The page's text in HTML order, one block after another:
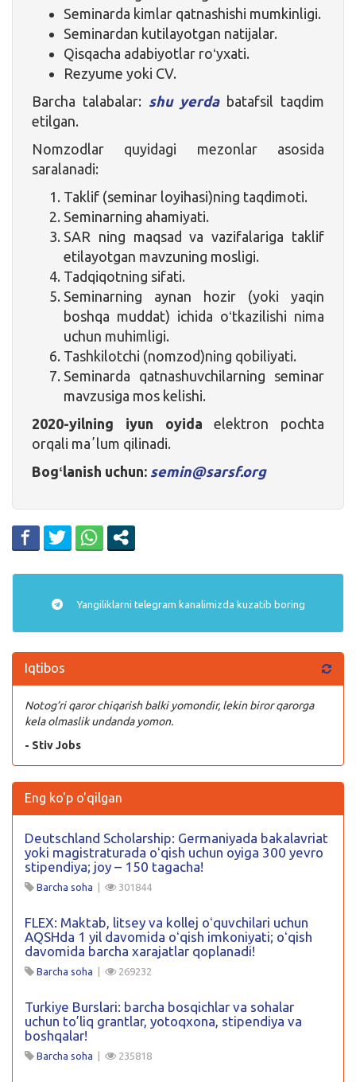
Seminarda kimlar qatnashishi mumkinligi.
Seminardan kutilayotgan natijalar.
Qisqacha adabiyotlar roʻyxati.
Rezyume yoki CV.
Barcha talabalar: shu yerdabatafsil taqdim
etilgan.
Nomzodlar quyidagi mezonlar asosida
saralanadi:
Taklif (seminar loyihasi)ning taqdimoti.
Seminarning ahamiyati.
SAR ning maqsad va vazifalariga taklif
etilayotgan mavzuning mosligi.
Tadqiqotning sifati.
Seminarning aynan hozir (yoki yaqin
boshqa muddat) ichida oʻtkazilishi nima
uchun muhimligi.
Tashkilotchi (nomzod)ning qobiliyati.
Seminarda qatnashuvchilarning seminar
mavzusiga mos kelishi.
2020-yilning iyun oyidaelektron pochta
orqali maʼlum qilinadi.
Bogʻlanish uchun: semin@sarsf.org
Yangiliklarni telegram kanalimizda kuzatib boring
Iqtibos
Notog’ri qaror chiqarish balki yomondir, lekin biror qarorga
kela olmaslik undanda yomon.
- Stiv Jobs
Eng ko'p o'qilgan
Deutschland Scholarship: Germaniyada bakalavriat
yoki magistraturada oʻqish uchun oyiga 300 yevro
stipendiya; joy – 150 tagacha!
Barcha soha | 301844
FLEX: Maktab, litsey va kollej oʻquvchilari uchun
AQSHda 1 yil davomida oʻqish imkoniyati; oʻqish
davomida barcha xarajatlar qoplanadi!
Barcha soha | 269232
Turkiye Burslari: barcha bosqichlar va sohalar
uchun to’liq grantlar, yotoqxona, stipendiya va
boshqalar!
Barcha soha | 235818